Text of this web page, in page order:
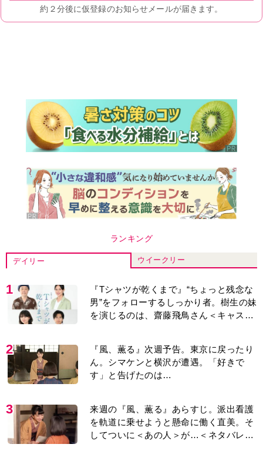
ランキング
デイリー ウイークリー
1
『Tシャツが乾くまで』“ちょっと残念な
男”をフォローするしっかり者。樹生の妹
を演じるのは、齋藤飛鳥さん＜キャスト
2
『風、薫る』次週予告。東京に戻ったり
ん。シマケンと横沢が遭遇。「好きで
す」と告げたのは…
3
来週の『風、薫る』あらすじ。派出看護
を軌道に乗せようと懸命に働く直美。そ
してついに＜あの人＞が…＜ネタバレあ